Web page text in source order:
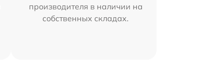
производителя в наличии на
собственных складах.